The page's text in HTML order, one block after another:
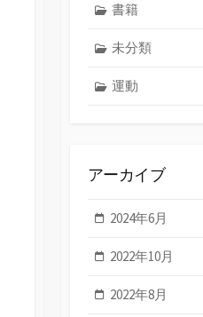
書籍
未分類
運動
アーカイブ
2024年6月
2022年10月
2022年8月